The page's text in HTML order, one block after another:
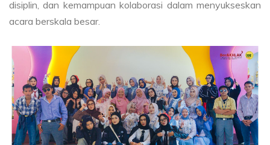
disiplin, dan kemampuan kolaborasi dalam menyukseskan
acara berskala besar.